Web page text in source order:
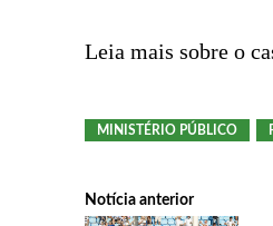
Leia mais sobre o
MINISTÉRIO PÚBLICO
Notícia anterior